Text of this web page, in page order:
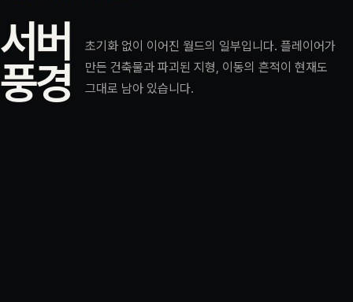
서버
풍경
초기화 없이 이어진 월드의 일부입니다. 플레이어가
만든 건축물과 파괴된 지형, 이동의 흔적이 현재도
그대로 남아 있습니다.